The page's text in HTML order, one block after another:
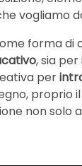
vogliamo
forma di
, sia
per
proprio
non solo